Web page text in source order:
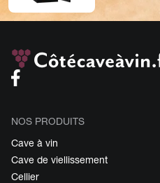
NOS PRODUITS
Cave à vin
Cave de viellissement
Cellier